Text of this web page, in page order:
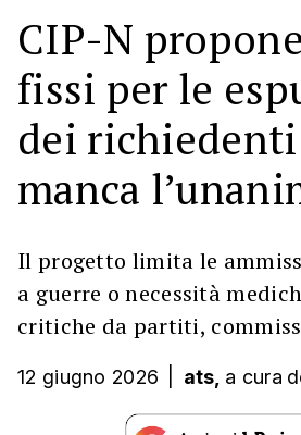
CIP-N
fissi per le
dei
manca
Il progetto limita le
a guerre o necessità
critiche da partiti,
12 giugno 2026 ats, a cura